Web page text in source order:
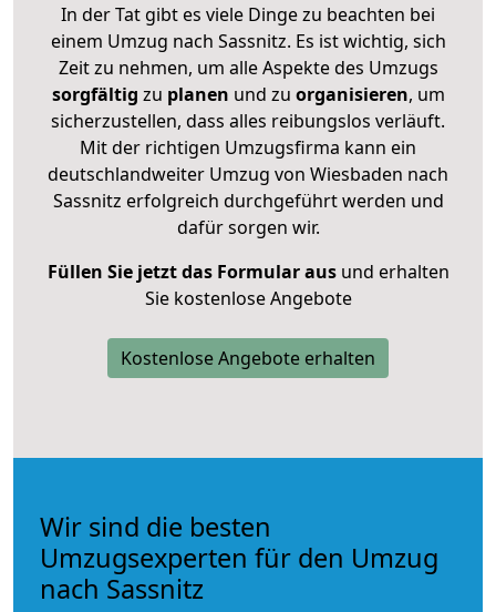
In der Tat gibt es viele Dinge zu beachten bei
einem Umzug nach Sassnitz. Es ist wichtig, sich
Zeit zu nehmen, um alle Aspekte des Umzugs
sorgfältig zu planen und zu organisieren, um
sicherzustellen, dass alles reibungslos verläuft.
Mit der richtigen Umzugsfirma kann ein
deutschlandweiter Umzug von Wiesbaden nach
Sassnitz erfolgreich durchgeführt werden und
dafür sorgen wir.
Füllen Sie jetzt das Formular ausund erhalten
Sie kostenlose Angebote
Kostenlose Angebote erhalten
Wir sind die besten
Umzugsexperten für den Umzug
nach Sassnitz